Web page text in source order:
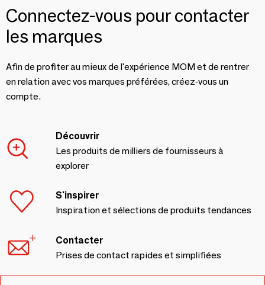
Connectez-vous pour contacter
les marques
Afin de profiter au mieux de l'expérience MOM et de rentrer
en relation avec vos marques préférées, créez-vous un
compte.
Découvrir
Les produits de milliers de fournisseurs à
explorer
S'inspirer
Inspiration et sélections de produits tendances
Contacter
Prises de contact rapides et simplifiées